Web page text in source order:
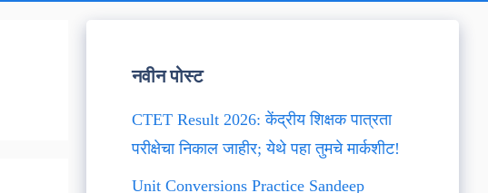
नवीन पोस्ट
CTET Result 2026: केंद्रीय शिक्षक पात्रता
परीक्षेचा निकाल जाहीर; येथे पहा तुमचे मार्कशीट!
Unit Conversions Practice Sandeep